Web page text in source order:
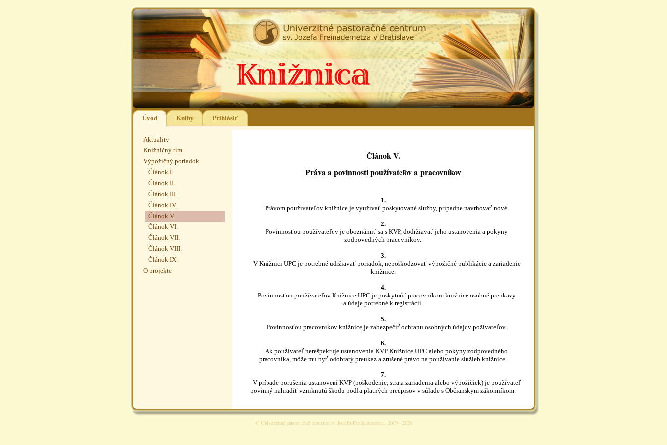
Úvod Knihy Prihlásiť
Aktuality
Knižničný tím
Výpožičný poriadok
Článok I.
Článok II.
Článok III.
Článok IV.
Článok V.
Článok VI.
Článok VII.
Článok VIII.
Článok IX.
O projekte
Článok V.
Práva a povinnosti používateľov a pracovníkov
1.
Právom používateľov knižnice je využívať poskytované služby, prípadne navrhovať nové.
2.
Povinnosťou používateľov je oboznámiť sa s KVP, dodržiavať jeho ustanovenia a pokyny
zodpovedných pracovníkov.
3.
V Knižnici UPC je potrebné udržiavať poriadok, nepoškodzovať výpožičné publikácie a zariadenie
knižnice.
4.
Povinnosťou používateľov Knižnice UPC je poskytnúť pracovníkom knižnice osobné preukazy
a údaje potrebné k registrácii.
5.
Povinnosťou pracovníkov knižnice je zabezpečiť ochranu osobných údajov požívateľov.
6.
Ak používateľ nerešpektuje ustanovenia KVP Knižnice UPC alebo pokyny zodpovedného
pracovníka, môže mu byť odobratý preukaz a zrušené právo na používanie služieb knižnice.
7.
V prípade porušenia ustanovení KVP (poškodenie, strata zariadenia alebo výpožičiek) je používateľ
povinný nahradiť vzniknutú škodu podľa platných predpisov v súlade s Občianskym zákonníkom.
© Univerzitné pastoračné centrum sv. Jozefa Freinademetza, 2009 - 2026